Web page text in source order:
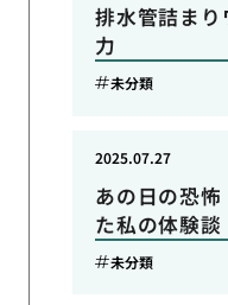
排水管詰ま
力
未分類
あの日の恐
た私の体験談
2025.07.27
未分類